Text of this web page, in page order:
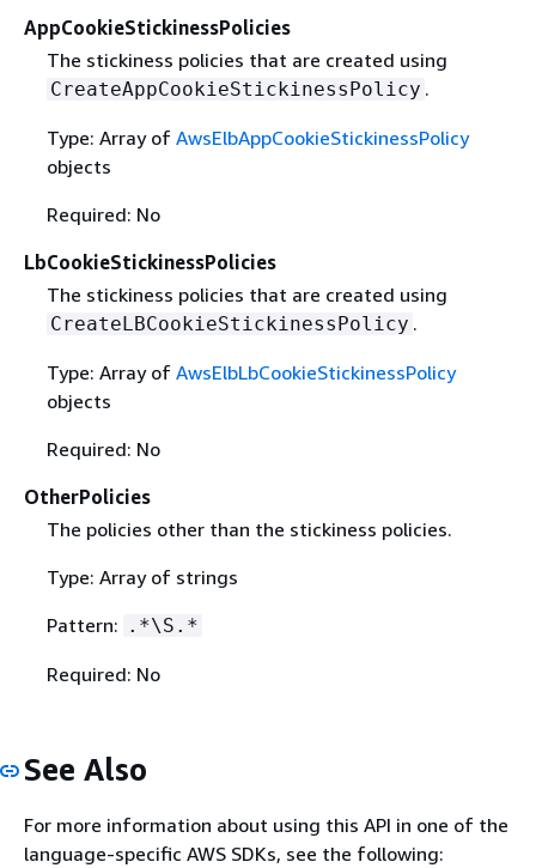
AppCookieStickinessPolicies
The stickiness policies that are created using
CreateAppCookieStickinessPolicy .
Type: Array of AwsElbAppCookieStickinessPolicy
objects
Required: No
LbCookieStickinessPolicies
The stickiness policies that are created using
CreateLBCookieStickinessPolicy .
Type: Array of AwsElbLbCookieStickinessPolicy
objects
Required: No
OtherPolicies
The policies other than the stickiness policies.
Type: Array of strings
Pattern: .*\S.*
Required: No
See Also
For more information about using this API in one of the
language-specific AWS SDKs, see the following: